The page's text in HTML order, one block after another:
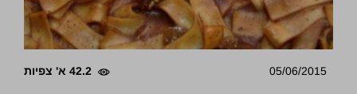
05/06/2015 42.2 א' צפיות